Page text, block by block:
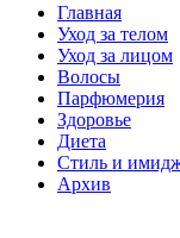
Главная
Уход за телом
Уход за лицом
Волосы
Парфюмерия
Здоровье
Диета
Стиль и
Архив